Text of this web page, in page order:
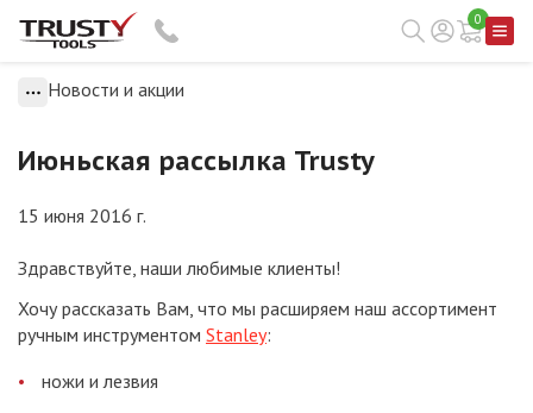
0
Новости и акции
Июньская рассылка Trusty
15 июня 2016 г.
Здравствуйте, наши любимые клиенты!
Хочу рассказать Вам, что мы расширяем наш ассортимент
ручным инструментом Stanley:
ножи и лезвия